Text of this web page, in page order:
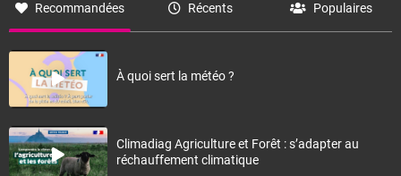
Recommandées Récents Populaires
À quoi sert la météo ?
Climadiag Agriculture et Forêt : s’adapter au
réchauffement climatique